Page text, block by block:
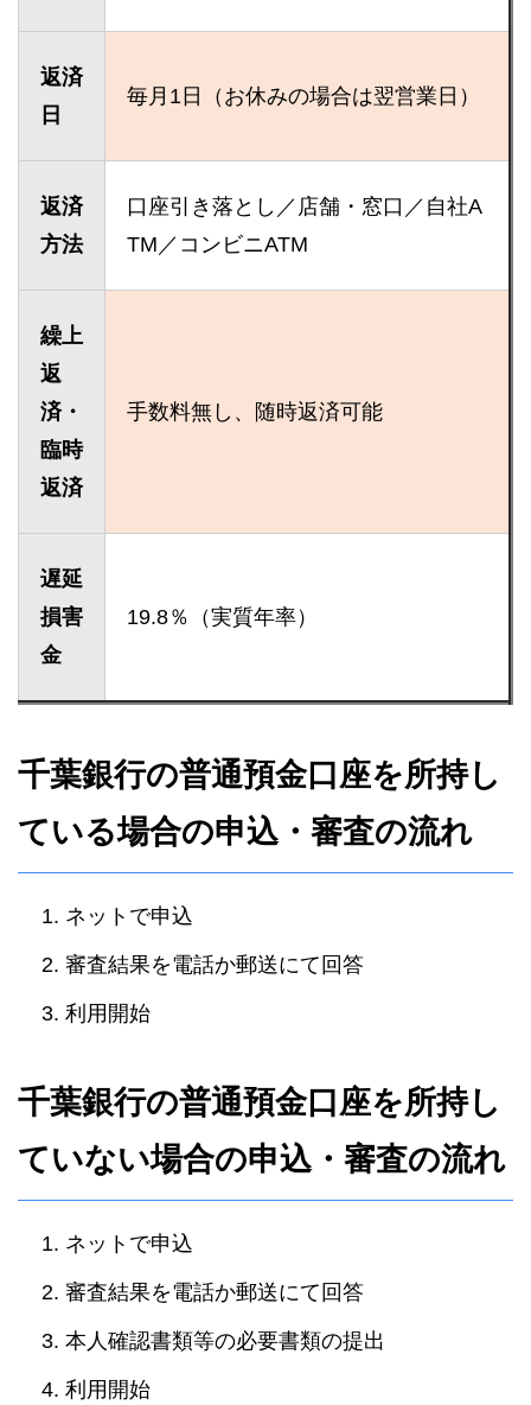
返済
日
毎月1日（お休みの場合は翌営業日）
返済
方法
口座引き落とし／店舗・窓口／自社A
TM／コンビニATM
繰上
返
済・
臨時
返済
手数料無し、随時返済可能
遅延
損害
金
19.8％（実質年率）
千葉銀行の普通預金口座を所持し
ている場合の申込・審査の流れ
ネットで申込
審査結果を電話か郵送にて回答
利用開始
千葉銀行の普通預金口座を所持し
ていない場合の申込・審査の流れ
ネットで申込
審査結果を電話か郵送にて回答
本人確認書類等の必要書類の提出
利用開始